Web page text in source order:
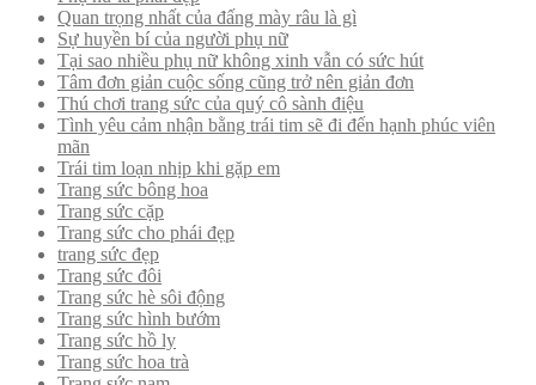
Quan trọng nhất của đấng mày râu là gì
Sự huyền bí của người phụ nữ
Tại sao nhiều phụ nữ không xinh vẫn có sức hút
Tâm đơn giản cuộc sống cũng trở nên giản đơn
Thú chơi trang sức của quý cô sành điệu
Tình yêu cảm nhận bằng trái tim sẽ đi đến hạnh phúc viên
mãn
Trái tim loạn nhịp khi gặp em
Trang sức bông hoa
Trang sức cặp
Trang sức cho phái đẹp
trang sức đẹp
Trang sức đôi
Trang sức hè sôi động
Trang sức hình bướm
Trang sức hồ ly
Trang sức hoa trà